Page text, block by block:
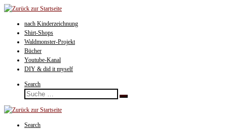
Zum
springen nach Kinderzeichnung
Shirt-Shops
Waldmonster-Projekt
Bücher
Youtube-Kanal
DIY & did it myself
Search
Suche
Suche
Search